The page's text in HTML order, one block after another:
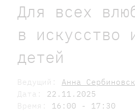
Для всех
в искусство
детей
Ведущий: Анна
Дата: 22.11.2025
Время: 16:00 - 17:30